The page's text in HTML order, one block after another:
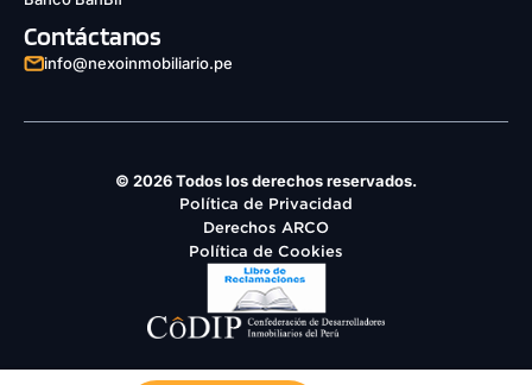
Contáctanos
info@nexoinmobiliario.pe
© 2026 Todos los derechos reservados.
Política de Privacidad
Derechos ARCO
Política de Cookies